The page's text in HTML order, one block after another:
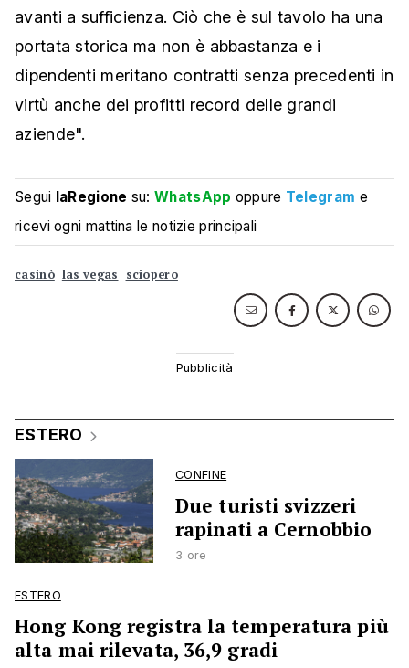
avanti a sufficienza. Ciò che è sul tavolo ha una
portata storica ma non è abbastanza e i
dipendenti meritano contratti senza precedenti in
virtù anche dei profitti record delle grandi
aziende".
Segui laRegione su:WhatsApp oppure Telegram e
ricevi ogni mattina le notizie principali
casinò las vegas sciopero
ESTERO
CONFINE
Due turisti svizzeri
rapinati a Cernobbio
3 ore
ESTERO
Hong Kong registra la temperatura più
alta mai rilevata, 36,9 gradi